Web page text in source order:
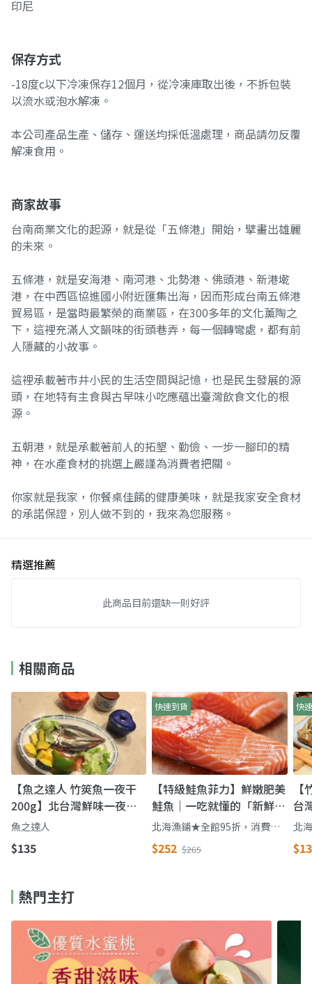
印尼
保存方式
-18度c以下冷凍保存12個月，從冷凍庫取出後，不拆包裝
以流水或泡水解凍。
本公司產品生產、儲存、運送均採低溫處理，商品請勿反覆
解凍食用。
商家故事
台南商業文化的起源，就是從「五條港」開始，擘畫出雄麗
的未來。
五條港，就是安海港、南河港、北勢港、佛頭港、新港墘
港，在中西區協進國小附近匯集出海，因而形成台南五條港
貿易區，是當時最繁榮的商業區，在300多年的文化薰陶之
下，這裡充滿人文韻味的街頭巷弄，每一個轉彎處，都有前
人隱藏的小故事。
這裡承載著市井小民的生活空間與記憶，也是民生發展的源
頭，在地特有主食與古早味小吃應蘊出臺灣飲食文化的根
源。
五朝港，就是承載著前人的拓墾、勤儉、一步一腳印的精
神，在水產食材的挑選上嚴謹為消費者把關。
你家就是我家，你餐桌佳餚的健康美味，就是我家安全食材
的承諾保證，別人做不到的，我來為您服務。
精選推薦
此商品目前還缺一則好評
相關商品
【魚之達人 竹筴魚一夜干
200g】北台灣鮮味一夜干
｜肉質緊實彈牙，烤一下就
上桌
魚之達人
$135
快速到貨
【特級鮭魚菲力】鮮嫩肥美
鮭魚｜一吃就懂的「新鮮到
犯規」海味主菜
北海漁鋪★全館95折，消費滿
2000贈薄鹽鯖魚/滿2500贈金
目鱸魚
$252 $265
快
台
規
北
目
熱門主打